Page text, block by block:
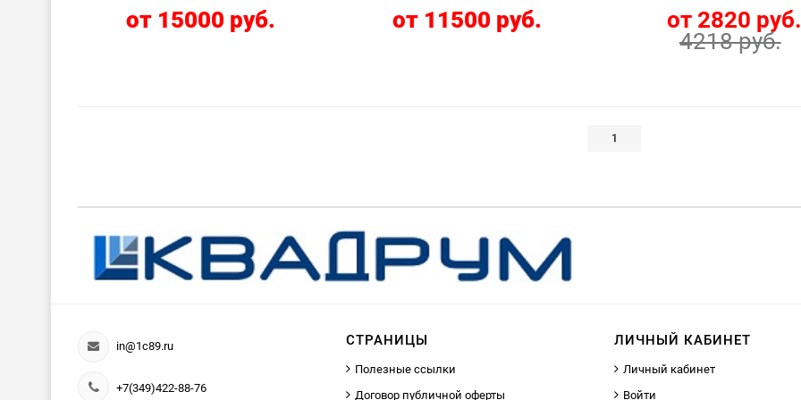
от 15000 руб. от 11500 руб.
от 2820 руб.
4218 руб.
1
in@1c89.ru
+7(349)422-88-76
СТРАНИЦЫ
Полезные ссылки
Договор публичной оферты
ЛИЧНЫЙ КАБИНЕТ
Личный кабинет
Войти